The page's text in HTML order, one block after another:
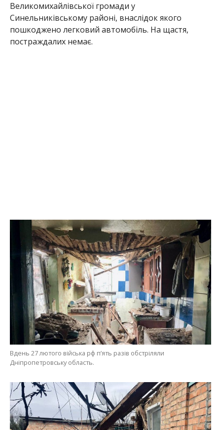
Великомихайлівської громади у
Синельниківському районі, внаслідок якого
пошкоджено легковий автомобіль. На щастя,
постраждалих немає.
Вдень 27 лютого війська рф п’ять разів обстріляли
Дніпропетровську область.